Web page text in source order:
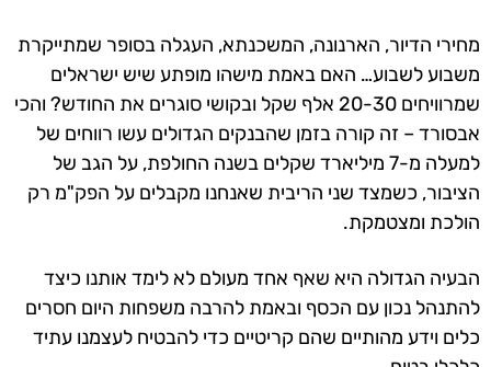
מחירי הדיור, הארנונה, המשכנתא, העגלה בסופר שמתייקרת
משבוע לשבוע… האם באמת מישהו מופתע שיש ישראלים
שמרוויחים 20-30 אלף שקל ובקושי סוגרים את החודש? והכי
אבסורד – זה קורה בזמן שהבנקים הגדולים עשו רווחים של
למעלה מ-7 מיליארד שקלים בשנה החולפת, על הגב של
הציבור, כשמצד שני הריבית שאנחנו מקבלים על הפק"מ רק
הולכת ומצטמקת.
הבעיה הגדולה היא שאף אחד מעולם לא לימד אותנו כיצד
להתנהל נכון עם הכסף ובאמת להרבה משפחות היום חסרים
כלים וידע מהותיים שהם קריטיים כדי להבטיח לעצמנו עתיד